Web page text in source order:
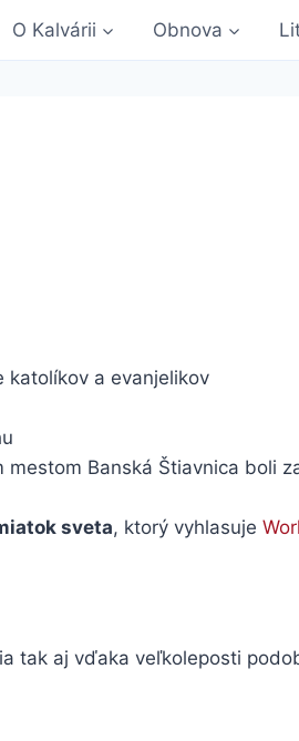
O Kalvárii Obnova
katolíkov a evanjelikov
Banská Štiavnica boli
sveta, ktorý vyhlasuje
aj vďaka veľkoleposti